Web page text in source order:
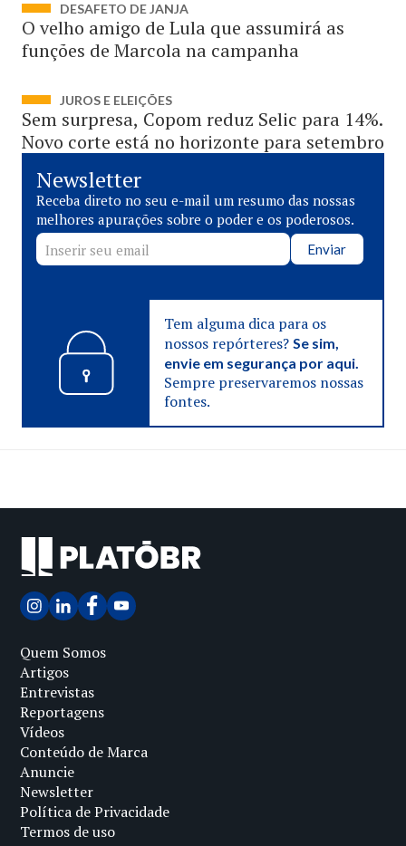
DESAFETO DE JANJA
O velho amigo de Lula que assumirá as
funções de Marcola na campanha
JUROS E ELEIÇÕES
Sem surpresa, Copom reduz Selic para 14%.
Novo corte está no horizonte para setembro
Newsletter
Receba direto no seu e-mail um resumo das nossas
melhores apurações sobre o poder e os poderosos.
Enviar
Tem alguma dica para os
nossos repórteres? Se sim,
envie em segurança por aqui.
Sempre preservaremos nossas
fontes.
Quem Somos
Artigos
Entrevistas
Reportagens
Vídeos
Conteúdo de Marca
Anuncie
Newsletter
Política de Privacidade
Termos de uso